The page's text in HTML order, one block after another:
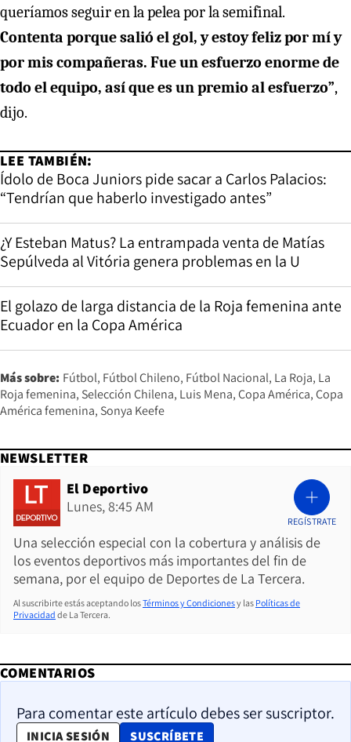
queríamos seguir en la pelea por la semifinal.
Contenta porque salió el gol, y estoy feliz por mí y
por mis compañeras. Fue un esfuerzo enorme de
todo el equipo, así que es un premio al esfuerzo”,
dijo.
LEE TAMBIÉN:
Ídolo de Boca Juniors pide sacar a Carlos Palacios:
“Tendrían que haberlo investigado antes”
¿Y Esteban Matus? La entrampada venta de Matías
Sepúlveda al Vitória genera problemas en la U
El golazo de larga distancia de la Roja femenina ante
Ecuador en la Copa América
Más sobre: Fútbol Fútbol Chileno Fútbol Nacional La Roja La
Roja femenina Selección Chilena Luis Mena Copa América Copa
América femenina Sonya Keefe
NEWSLETTER
El Deportivo
Lunes, 8:45 AM
Una selección especial con la cobertura y análisis de
los eventos deportivos más importantes del fin de
semana, por el equipo de Deportes de La Tercera.
REGÍSTRATE
Al suscribirte estás aceptando losTérminos y Condicionesy las Políticas de
Privacidad de La Tercera.
COMENTARIOS
Para comentar este artículo debes ser suscriptor.
INICIA SESIÓN SUSCRÍBETE
OPENS IN NEW WINDOW